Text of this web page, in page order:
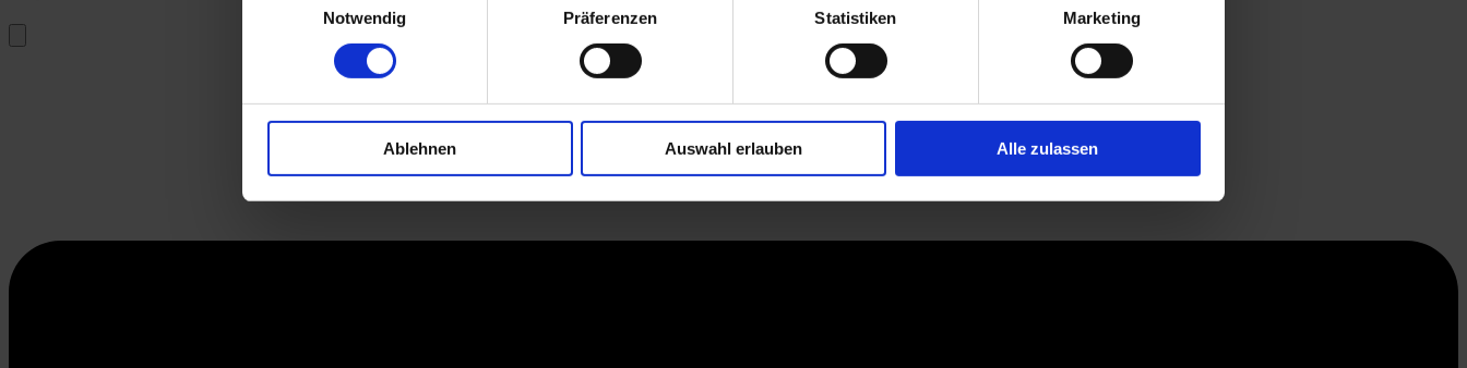
Notwendig
Präferenzen Statistiken Marketing
Ablehnen Auswahl erlauben Alle zulassen